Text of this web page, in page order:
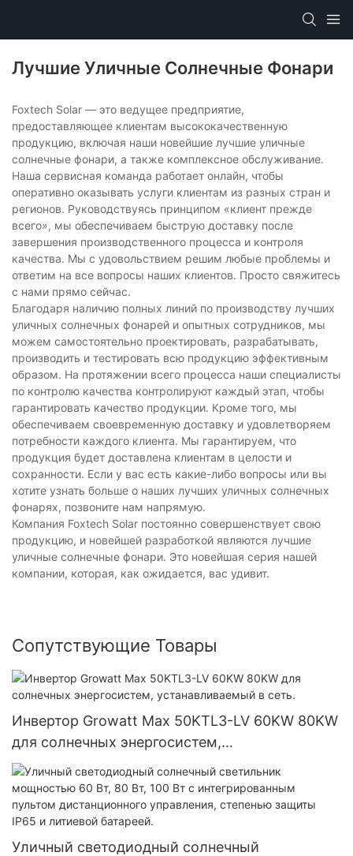
Лучшие Уличные Солнечные Фонари
Foxtech Solar — это ведущее предприятие,
предоставляющее клиентам высококачественную
продукцию, включая наши новейшие лучшие уличные
солнечные фонари, а также комплексное обслуживание.
Наша сервисная команда работает онлайн, чтобы
оперативно оказывать услуги клиентам из разных стран и
регионов. Руководствуясь принципом «клиент прежде
всего», мы обеспечиваем быструю доставку после
завершения производственного процесса и контроля
качества. Мы с удовольствием решим любые проблемы и
ответим на все вопросы наших клиентов. Просто свяжитесь
с нами прямо сейчас.
Благодаря наличию полных линий по производству лучших
уличных солнечных фонарей и опытных сотрудников, мы
можем самостоятельно проектировать, разрабатывать,
производить и тестировать всю продукцию эффективным
образом. На протяжении всего процесса наши специалисты
по контролю качества контролируют каждый этап, чтобы
гарантировать качество продукции. Кроме того, мы
обеспечиваем своевременную доставку и удовлетворяем
потребности каждого клиента. Мы гарантируем, что
продукция будет доставлена ​​клиентам в целости и
сохранности. Если у вас есть какие-либо вопросы или вы
хотите узнать больше о наших лучших уличных солнечных
фонарях, позвоните нам напрямую.
Компания Foxtech Solar постоянно совершенствует свою
продукцию, и новейшей разработкой являются лучшие
уличные солнечные фонари. Это новейшая серия нашей
компании, которая, как ожидается, вас удивит.
Сопутствующие Товары
Инвертор Growatt Max 50KTL3-LV 60KW 80KW
для солнечных энергосистем,
устанавливаемый в сеть.
Уличный светодиодный солнечный